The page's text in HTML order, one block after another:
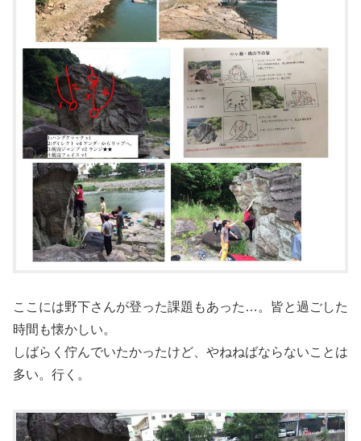
ここには野下さんが登った課題もあった…。皆と過ごした
時間も懐かしい。
しばらく佇んでいたかったけど、やねねばならないことは
多い。行く。